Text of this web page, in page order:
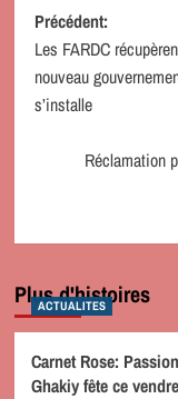
Navigation
d’article
Précédent:
Les FARDC
nouveau
s’installe
Réclamation
Plus d'histoires
ACTUALITES
Carnet Rose:
Ghakiy fête ce